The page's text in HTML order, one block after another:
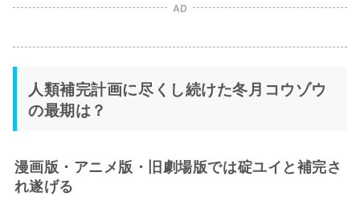
AD
人類補完計画に尽くし続けた冬月コウゾウ
の最期は？
漫画版・アニメ版・旧劇場版では碇ユイと補完さ
れ遂げる